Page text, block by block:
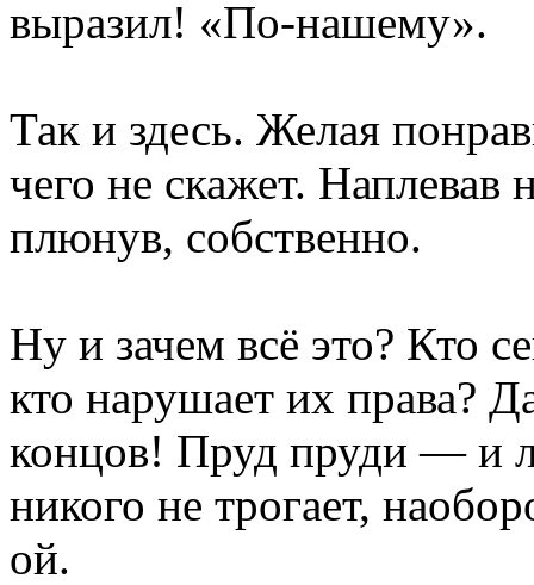
выразил! «По-нашему».
Так и здесь. Желая
чего не скажет.
плюнув, собственно.
Ну и зачем всё это? Кто
кто нарушает их права?
концов! Пруд пруди — и
никого не трогает,
ой.